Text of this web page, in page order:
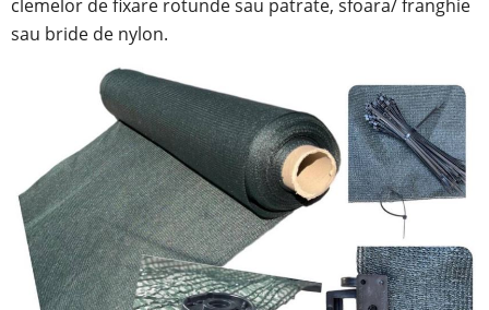
clemelor de fixare rotunde sau patrate, sfoara/ franghie
sau bride de nylon.